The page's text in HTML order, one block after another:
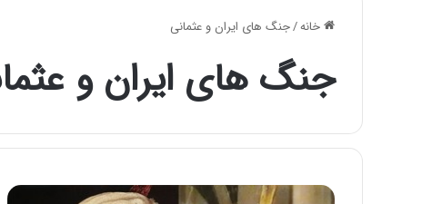
خانه/جنگ های ایران و عثمانی
جنگ های ایران و